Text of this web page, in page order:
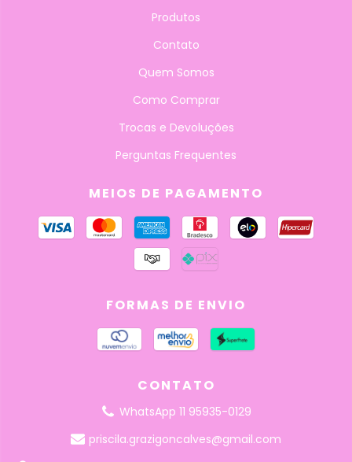
Produtos
Contato
Quem Somos
Como Comprar
Trocas e Devoluções
Perguntas Frequentes
MEIOS DE PAGAMENTO
FORMAS DE ENVIO
CONTATO
WhatsApp 11 95935-0129
priscila.grazigoncalves@gmail.com